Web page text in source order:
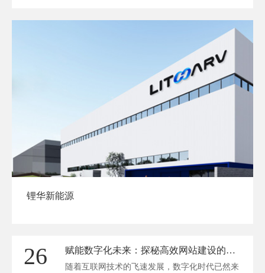
锂华新能源
26 赋能数字化未来：探秘高效网站建设的开发艺术
随着互联网技术的飞速发展，数字化时代已然来